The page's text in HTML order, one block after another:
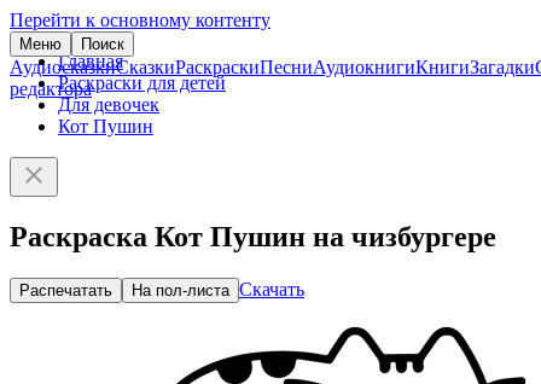
Перейти к основному контенту
Меню Поиск
АудиосказкиСказкиРаскраскиПесниАудиокнигиКнигиЗагадки
редактора
Главная
Раскраски для детей
Для девочек
Кот Пушин
Раскраска Кот Пушин на чизбургере
Распечатать На пол-листа Скачать